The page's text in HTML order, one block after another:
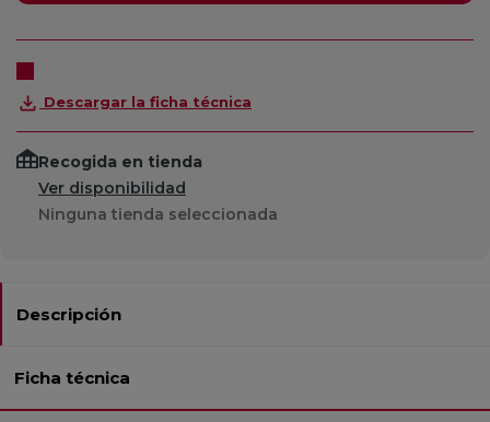
Descargar la ficha técnica
Recogida en tienda
Ver disponibilidad
Ninguna tienda seleccionada
Descripción
Ficha técnica